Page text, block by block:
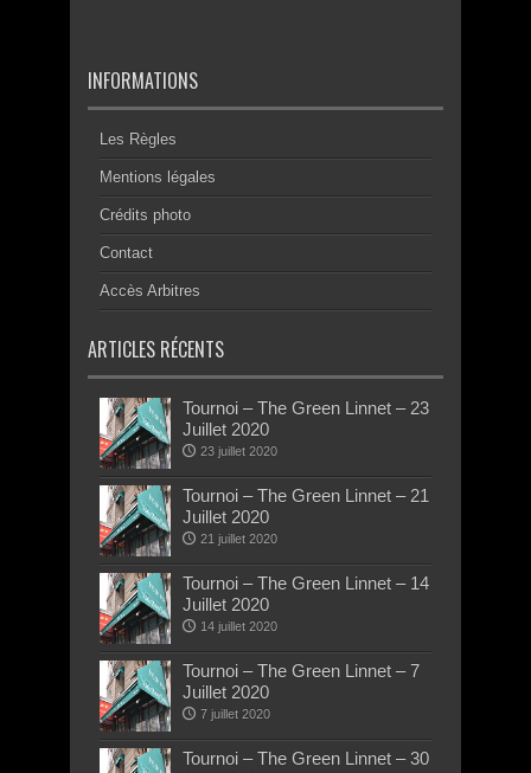
INFORMATIONS
Les Règles
Mentions légales
Crédits photo
Contact
Accès Arbitres
ARTICLES RÉCENTS
Tournoi – The Green Linnet – 23
Juillet 2020
23 juillet 2020
Tournoi – The Green Linnet – 21
Juillet 2020
21 juillet 2020
Tournoi – The Green Linnet – 14
Juillet 2020
14 juillet 2020
Tournoi – The Green Linnet – 7
Juillet 2020
7 juillet 2020
Tournoi – The Green Linnet – 30